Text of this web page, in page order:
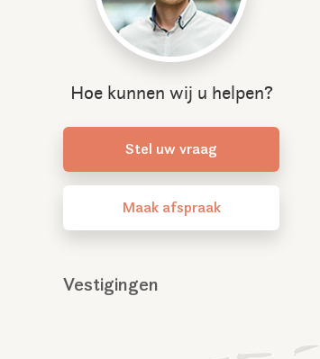
Hoe kunnen wij u helpen?
Stel uw vraag
Maak afspraak
Vestigingen